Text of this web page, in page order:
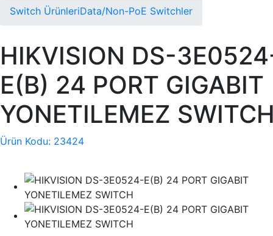
Switch ÜrünleriData/Non-PoE Switchler
HIKVISION DS-
E(B) 24 PORT GIGABIT
YONETILEMEZ
Ürün Kodu: 23424